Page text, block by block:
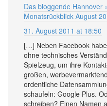
Das bloggende Hannover
Monatsrückblick August
31. August 2011 at 18:50
[…] Neben Facebook
ohne technisches
Spielzeug, um ihre
großen,
ordentliche
schaufeln: Google Plus.
schreiben? Einen Namen